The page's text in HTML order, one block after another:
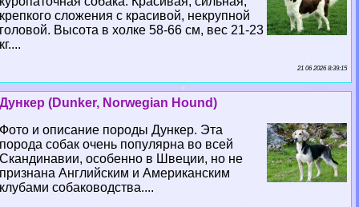
крепкого сложения с красивой, некрупной
головой. Высота в холке 58-66 см, вес 21-23
кг....
21 06 2026 8:39:15
Дункер (Dunker, Norwegian Hound)
Фото и описание породы Дункер. Эта
порода собак очень популярна во всей
Скандинавии, особенно в Швеции, но не
признана Английским и Американским
клубами собаководства....